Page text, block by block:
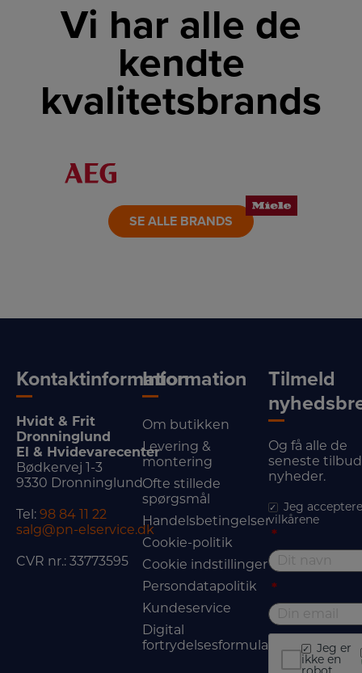
Vi har alle de
kendte
kvalitetsbrands
LINK
SE ALLE BRANDS
Kontaktinformation
Hvidt & Frit
Dronninglund
El & Hvidevarecenter
Bødkervej 1-3
9330 Dronninglund
Tel: 98 84 11 22
salg@pn-elservice.dk
CVR nr.: 33773595
Information
Om butikken
Levering &
montering
Ofte stillede
spørgsmål
Handelsbetingelser
Cookie-politik
Cookie indstillinger
Persondatapolitik
Kundeservice
Digital
fortrydelsesformular
Tilmeld
Og få alle de
seneste
nyheder.
Jeg
vilkårene
*
*
Jeg er
ikke en